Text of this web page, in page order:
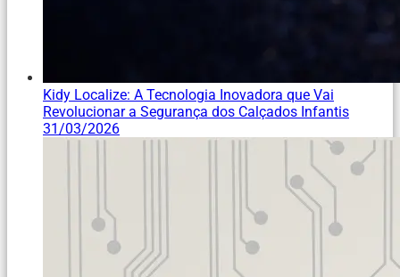
Kidy Localize: A Tecnologia Inovadora que Vai
Revolucionar a Segurança dos Calçados Infantis
31/03/2026